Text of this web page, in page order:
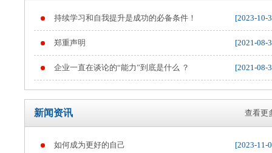
重要提示
持续学习和自我提升是成功的必备条件！ [2023-10-
郑重声明 [2021-08-
企业一直在谈论的“能力”到底是什么 ？ [2021-08-
新闻资讯 查看更
如何成为更好的自己 [2023-11-